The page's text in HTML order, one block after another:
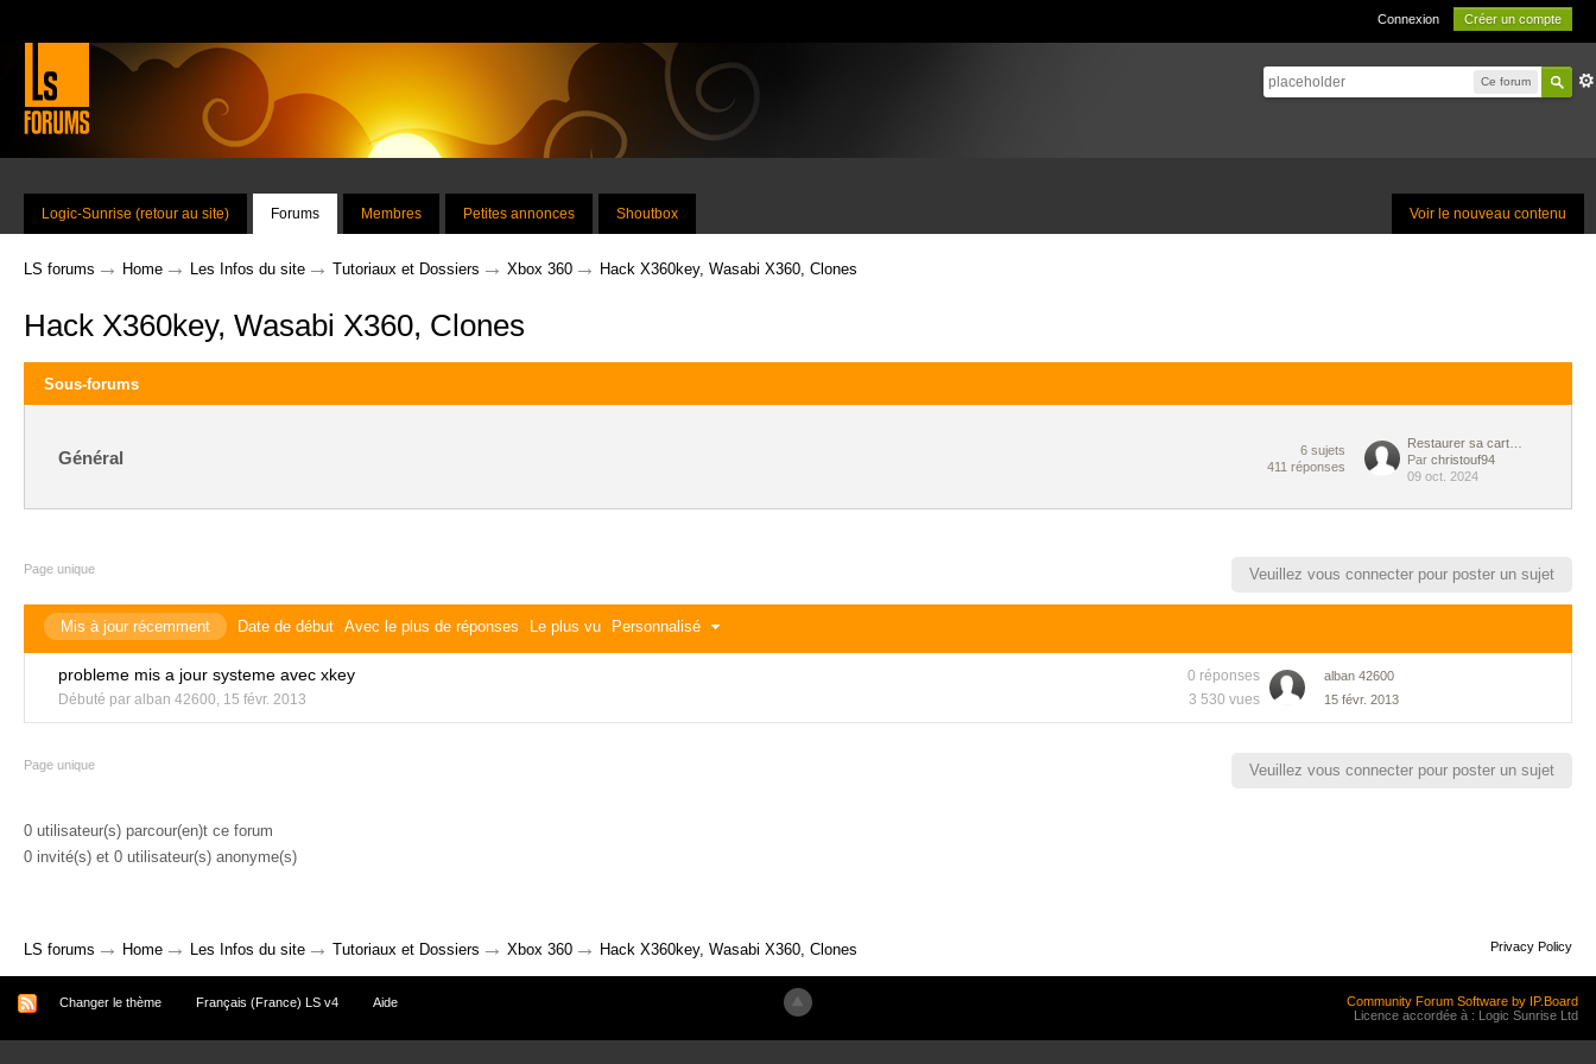
Connexion Créer un compte
Ce forum
Voir le nouveau contenu
Logic-Sunrise (retour au site) Forums Membres Petites annonces Shoutbox
LS forums → Home → Les Infos du site → Tutoriaux et Dossiers → Xbox 360 → Hack X360key, Wasabi X360, Clones
Hack X360key, Wasabi X360, Clones
Sous-forums
Général 6 sujets
411 réponses
Par christouf94
09 oct. 2024
Page unique Veuillez vous connecter pour poster un sujet
Mis à jour récemment Date de début Avec le plus de réponses Le plus vu Personnalisé
probleme mis a jour systeme avec xkey
Débuté par alban 42600, 15 févr. 2013
0 réponses
3 530 vues
alban 42600
15 févr. 2013
Page unique Veuillez vous connecter pour poster un sujet
0 utilisateur(s) parcour(en)t ce forum
0 invité(s) et 0 utilisateur(s) anonyme(s)
LS forums → Home → Les Infos du site → Tutoriaux et Dossiers → Xbox 360 → Hack X360key, Wasabi X360, Clones Privacy Policy
Changer le thème Français (France) LS v4 Aide
Community Forum Software by IP.Board
Licence accordée à : Logic Sunrise Ltd